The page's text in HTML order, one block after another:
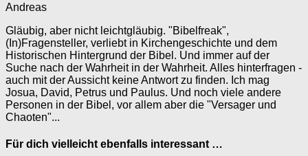
Andreas
Gläubig, aber nicht leichtgläubig. "Bibelfreak",
(In)Fragensteller, verliebt in Kirchengeschichte und dem
Historischen Hintergrund der Bibel. Und immer auf der
Suche nach der Wahrheit in der Wahrheit. Alles hinterfragen -
auch mit der Aussicht keine Antwort zu finden. Ich mag
Josua, David, Petrus und Paulus. Und noch viele andere
Personen in der Bibel, vor allem aber die "Versager und
Chaoten"...
Für dich vielleicht ebenfalls interessant …